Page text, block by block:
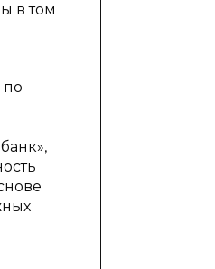
в том
по